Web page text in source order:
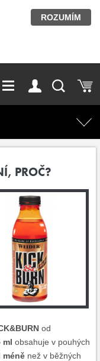
ROZUMÍM
vybavení
stroje
PROČ?
od
ml obsahuje v pouhých
méně než v běžných